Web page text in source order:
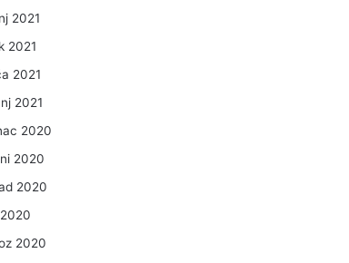
2021
2021
2021
2021
2020
2020
2020
2020